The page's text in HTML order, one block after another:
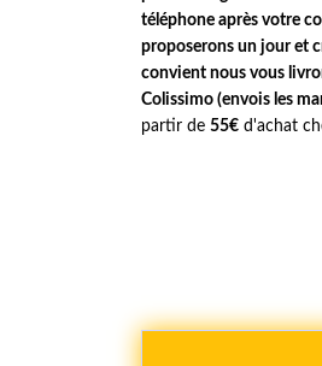
téléphone après votre
proposerons un jour et
convient nous vous
Colissimo (envois les
partir de 55€ d'achat